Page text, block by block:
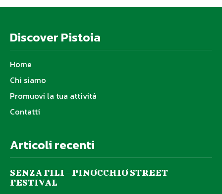
Discover Pistoia
Home
Chi siamo
Promuovi la tua attività
Contatti
Articoli recenti
SENZA FILI – PINOCCHIO STREET
FESTIVAL